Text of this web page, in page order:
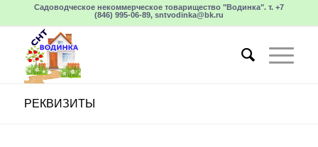
Садоводческое некоммерческое товарищество "Водинка". т. +7
(846) 995-06-89, sntvodinka@bk.ru
РЕКВИЗИТЫ